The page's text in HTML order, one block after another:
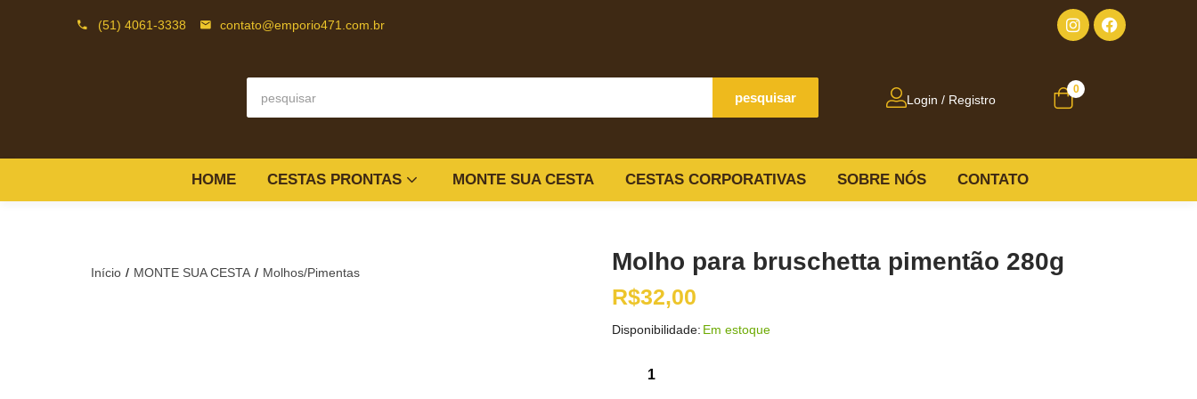
(51) 4061-3338 contato@emporio471.com.br
pesquisar Login / Registro
0
HOME CESTAS PRONTAS MONTE SUA CESTA CESTAS CORPORATIVAS SOBRE NÓS CONTATO
Início MONTE SUA CESTA Molhos/Pimentas Molho para bruschetta pimentão 280g
R$32,00
Disponibilidade: Em estoque